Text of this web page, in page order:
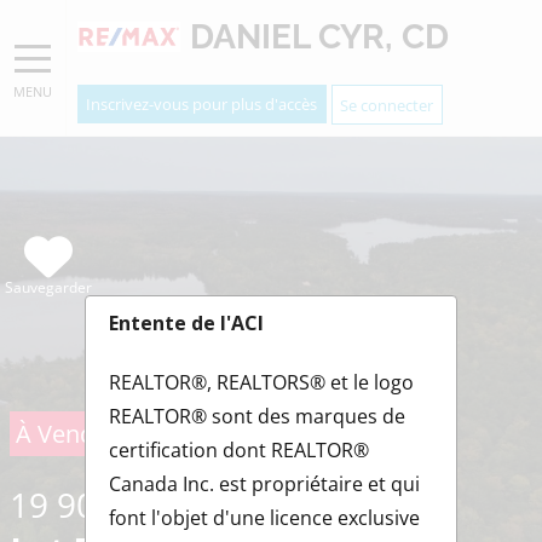
MENU
DANIEL CYR, CD
Inscrivez-vous pour plus d'accès Se connecter
Sauvegarder
À Vendre
19 900 $
Entente de l'ACI
REALTOR®, REALTORS® et le logo
REALTOR® sont des marques de
certification dont REALTOR®
Canada Inc. est propriétaire et qui
font l'objet d'une licence exclusive